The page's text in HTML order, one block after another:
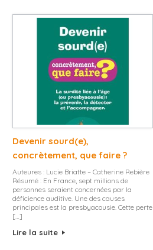
Devenir sourd(e),
concrètement, que faire ?
Auteures : Lucie Briatte – Catherine Rebière
Résumé : En France, sept millions de
personnes seraient concernées par la
déficience auditive. Une des causes
principales est la presbyacousie. Cette perte
[…]
Lire la suite